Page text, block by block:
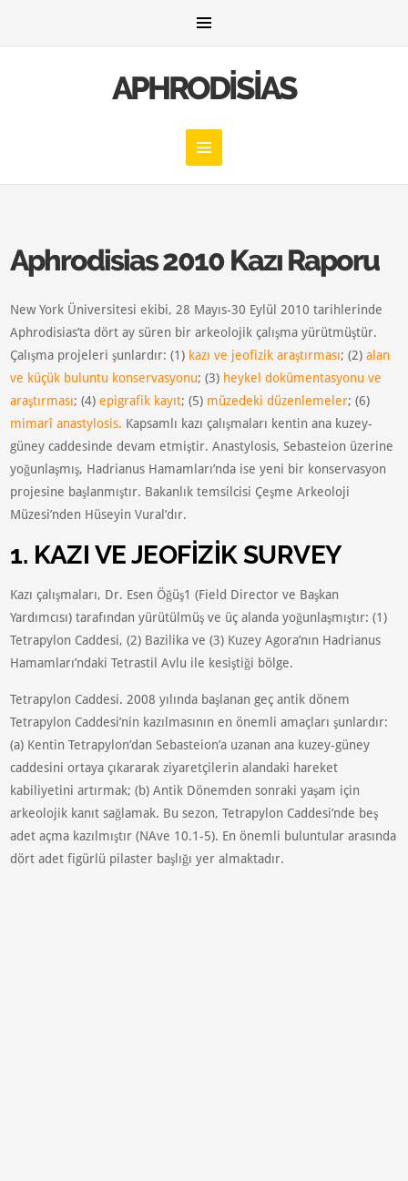
APHRODISIAS
Aphrodisias 2010 Kazı Raporu
New York Üniversitesi ekibi, 28 Mayıs-30 Eylül 2010 tarihlerinde
Aphrodisias’ta dört ay süren bir arkeolojik çalışma yürütmüştür.
Çalışma projeleri şunlardır: (1) kazı ve jeofizik araştırması; (2)alan
ve küçük buluntu konservasyonu; (3) heykel dokümentasyonu ve
araştırması; (4)epigrafik kayıt; (5) müzedeki düzenlemeler; (6)
mimarî anastylosis. Kapsamlı kazı çalışmaları kentin ana kuzey-
güney caddesinde devam etmiştir. Anastylosis, Sebasteion üzerine
yoğunlaşmış, Hadrianus Hamamları’nda ise yeni bir konservasyon
projesine başlanmıştır. Bakanlık temsilcisi Çeşme Arkeoloji
Müzesi’nden Hüseyin Vural’dır.
1. KAZI VE JEOFİZİK SURVEY
Kazı çalışmaları, Dr. Esen Öğüş1 (Field Director ve Başkan
Yardımcısı) tarafından yürütülmüş ve üç alanda yoğunlaşmıştır: (1)
Tetrapylon Caddesi, (2) Bazilika ve (3) Kuzey Agora’nın Hadrianus
Hamamları’ndaki Tetrastil Avlu ile kesiştiği bölge.
Tetrapylon Caddesi. 2008 yılında başlanan geç antik dönem
Tetrapylon Caddesi’nin kazılmasının en önemli amaçları şunlardır:
(a) Kentin Tetrapylon’dan Sebasteion’a uzanan ana kuzey-güney
caddesini ortaya çıkararak ziyaretçilerin alandaki hareket
kabiliyetini artırmak; (b) Antik Dönemden sonraki yaşam için
arkeolojik kanıt sağlamak. Bu sezon, Tetrapylon Caddesi’nde beş
adet açma kazılmıştır (NAve 10.1-5). En önemli buluntular arasında
dört adet figürlü pilaster başlığı yer almaktadır.